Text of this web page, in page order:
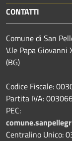
CONTATTI
Comune di San
V.le Papa
(BG)
Codice Fiscale:
Partita IVA:
PEC:
Centralino Unico: